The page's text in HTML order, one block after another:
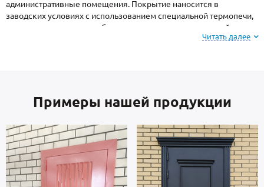
административные помещения. Покрытие наносится в
заводских условиях с использованием специальной термопечи,
поэтому поверхность не боится ударов, осадков, высокой
вариантов, представленных на сайте или из
образцов у мастера по замерам.
Каркас коробки и полотно — стальные листы и многоконтурный
профиль металлопрокат производства Россия, толщиной 2 мм.
Отделка внутри: МДФ. В комплектацию двери входят замки 4-го
Читать далее
Примеры нашей продукции